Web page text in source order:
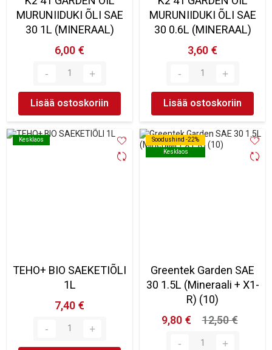
MURUNIIDUKI ÕLI SAE
30 1L (MINERAAL)
6,00 €
Lisää ostoskoriin
MURUNIIDUKI ÕLI SAE
30 0.6L (MINERAAL)
3,60 €
Lisää ostoskoriin
Kesklaos
Kesklaos
TEHO+ BIO SAEKETIÕLI
1L
7,40 €
Soodushind -22%
Kesklaos
Soodushind -22%
Kesklaos
Greentek Garden SAE
30 1.5L (Mineraali + X1-
R) (10)
9,80 €
12,50 €